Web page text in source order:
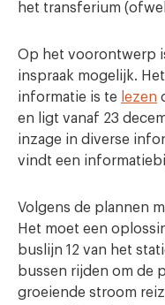
het transferium
Op het voorontwerp
inspraak mogelijk.
informatie is te lezen
en ligt vanaf 23
inzage in diverse
vindt een
Volgens de plannen
Het moet een
buslijn 12 van het
bussen rijden om de
groeiende stroom